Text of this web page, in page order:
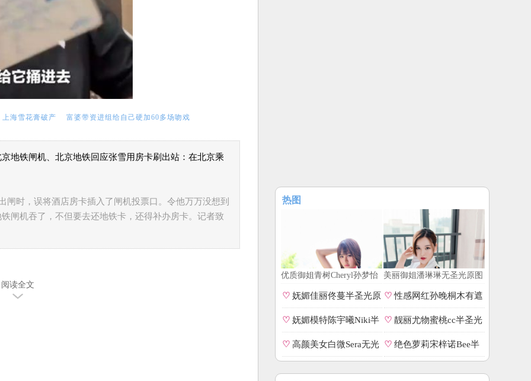
上海雪花膏破产 富婆带资进组给自己硬加60多场吻戏
地铁闸机、北京地铁回应张雪用房卡刷出站：在北京乘
闸时，误将酒店房卡插入了闸机投票口。令他万万没想到
闸机吞了，不但要去还地铁卡，还得补办房卡。记者致
阅读全文
热图
优质御姐青树Cheryl孙梦怡
美丽御姐潘琳琳无圣光原图
♡妩媚佳丽佟蔓半圣光原
图
♡性感网红孙晚桐木有遮
相册
♡妩媚模特陈宇曦Niki半
圣光番号
♡ 靓丽尤物蜜桃cc半圣光
照片
♡高颜美女白微Sera无光 ♡ 绝色萝莉宋梓诺Bee半